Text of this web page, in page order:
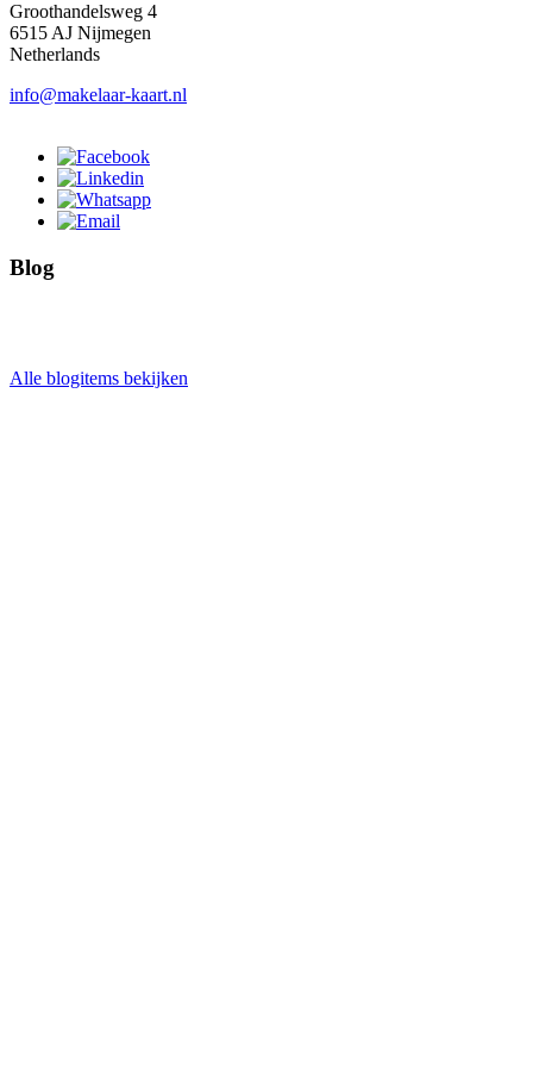
Groothandelsweg 4
6515 AJ Nijmegen
Netherlands
info@makelaar-kaart.nl
Blog
Alle blogitems bekijken